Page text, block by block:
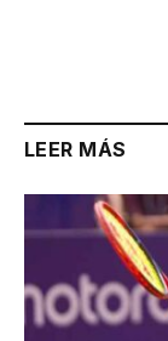
LEER MÁS